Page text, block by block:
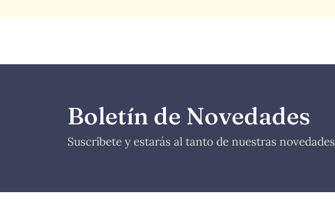
Boletín de Novedades
Suscríbete y estarás al tanto de nuestras novedades